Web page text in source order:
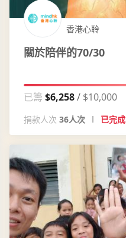
香港心聆
關於陪伴的70/30
已籌 $6,258 $10,000
捐款人次 36人次 已完成